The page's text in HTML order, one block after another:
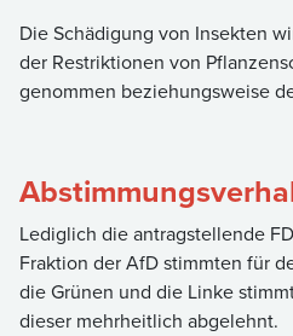
Die Schädigung von Insekten
der Restriktionen von
genommen beziehungsweise
Lediglich die antragstellende
Fraktion der AfD stimmten für
die Grünen und die Linke
dieser mehrheitlich abgelehnt.